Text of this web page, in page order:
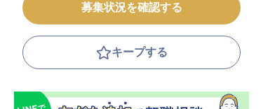
募集状況を確認する
キープする